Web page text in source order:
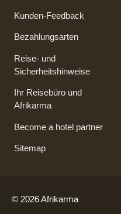
Kunden-Feedback
Bezahlungsarten
Reise- und
Sicherheitshinweise
Ihr Reisebüro und
Afrikarma
Become a hotel partner
Sitemap
© 2026 Afrikarma